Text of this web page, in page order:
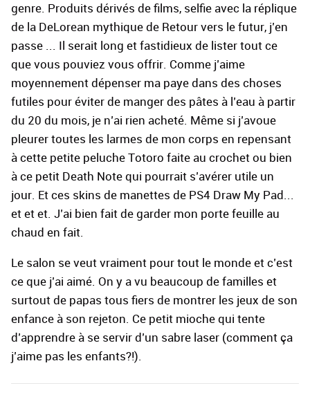
genre. Produits dérivés de films, selfie avec la réplique
de la DeLorean mythique de Retour vers le futur, j’en
passe ... Il serait long et fastidieux de lister tout ce
que vous pouviez vous offrir. Comme j’aime
moyennement dépenser ma paye dans des choses
futiles pour éviter de manger des pâtes à l’eau à partir
du 20 du mois, je n’ai rien acheté. Même si j’avoue
pleurer toutes les larmes de mon corps en repensant
à cette petite peluche Totoro faite au crochet ou bien
à ce petit Death Note qui pourrait s’avérer utile un
jour. Et ces skins de manettes de PS4 Draw My Pad...
et et et. J’ai bien fait de garder mon porte feuille au
chaud en fait.
Le salon se veut vraiment pour tout le monde et c’est
ce que j’ai aimé. On y a vu beaucoup de familles et
surtout de papas tous fiers de montrer les jeux de son
enfance à son rejeton. Ce petit mioche qui tente
d’apprendre à se servir d’un sabre laser (comment ça
j’aime pas les enfants?!).